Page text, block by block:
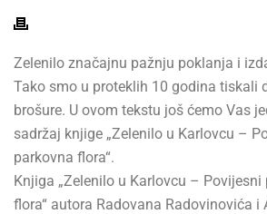
Zelenilo značajnu pažnju poklanja i
Tako smo u proteklih 10 godina tiskali
brošure. U ovom tekstu još ćemo Vas
sadržaj knjige „Zelenilo u Karlovcu –
parkovna flora“.
Knjiga „Zelenilo u Karlovcu – Povijesni
flora“ autora Radovana Radovinovića i